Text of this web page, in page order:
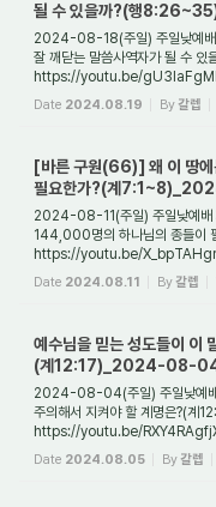
될 수 있을까?(행
2024-08-18(주일) 주일낮예배
잘 깨닫는 말씀사역자가 될 수
https://youtu.be/
기뻐하시는 복음은 ...
Date 2024.08.19 By갈렙
[바른 구원(66)] 왜 이 땅
필요한가?(계
2024-08-11(주일) 주일낮예배
144,000명의 하나님의 종들이
https://youtu.be/
들어가기 위함이다. 그것...
Date 2024.08.11 By갈렙
예수님을 믿는 성도들이 이
(계12:17)_2024-08-
2024-08-04(주일) 주일낮예배
주의해서 지켜야 할 계명은?(계
https://youtu.be/
적그리스도에 의한 대환난이 시작
Date 2024.08.05 By갈렙